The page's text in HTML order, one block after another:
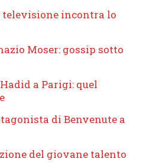
televisione incontra lo
Moser: gossip sotto
a Parigi: quel
di Benvenute a
del giovane talento